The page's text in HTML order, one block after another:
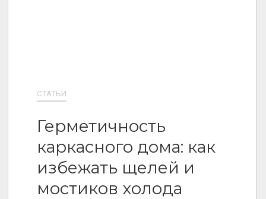
СТАТЬИ
Герметичность
каркасного дома: как
избежать щелей и
мостиков холода